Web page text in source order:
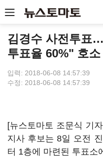
김경수 사전투표
투표율 60%" 호소
입력: 2018-06-08 14:57:39
수정: 2018-06-08 14:57:39
[뉴스토마토 조문식 기
지사 후보는 8일 오전
터 1층에 마련된 투표소